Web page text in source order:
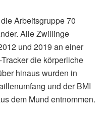
Arbeitsgruppe 70
Alle Zwillinge
und 2019 an einer
die körperliche
hinaus wurden in
und der BMI
dem Mund entnommen.